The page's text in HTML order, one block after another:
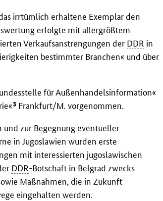
irrtümlich erhaltene Exemplar den
erfolgte mit allergrößtem
Verkaufsanstrengungen der DDR in
bestimmter Branchen« und über
für Außenhandelsinformation«
3 Frankfurt/M. vorgenommen.
zur Begegnung eventueller
in Jugoslawien wurden erste
mit interessierten jugoslawischen
DDR-Botschaft in Belgrad zwecks
Maßnahmen, die in Zukunft
eingehalten werden.